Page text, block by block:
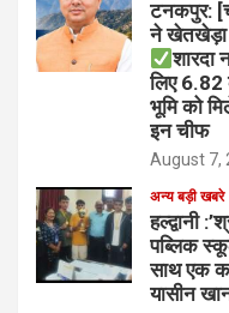
टनकपुर:
ने खेतखेड़ा
शारदा
लिए 6.82
भूमि को
इन चीफ
August 7,
अन्य बड़ी खबरे
हल्द्वानी
पब्लिक
साथ एक
यासीन